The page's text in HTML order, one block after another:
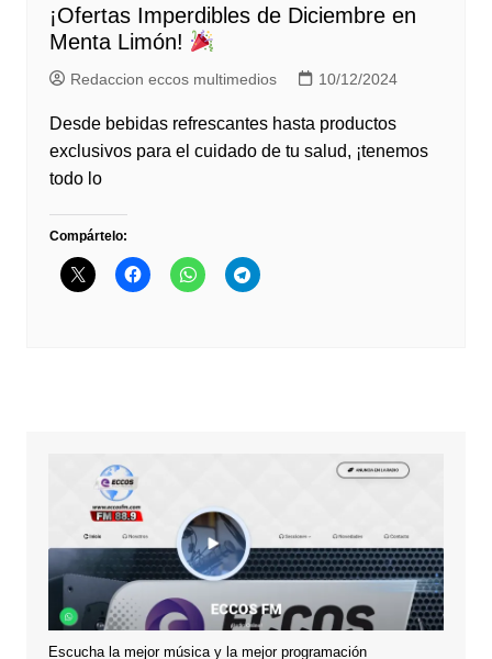
¡Ofertas Imperdibles de Diciembre en
Menta Limón!
Redaccion eccos multimedios 10/12/2024
Desde bebidas refrescantes hasta productos
exclusivos para el cuidado de tu salud, ¡tenemos
todo lo
Compártelo:
Escucha la mejor música y la mejor programación